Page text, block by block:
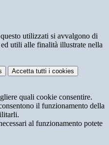
utilizzati si avvalgono di
utili alle finalità illustrate nella
Accetta tutti i cookies
quali cookie consentire.
il funzionamento della
al funzionamento potete